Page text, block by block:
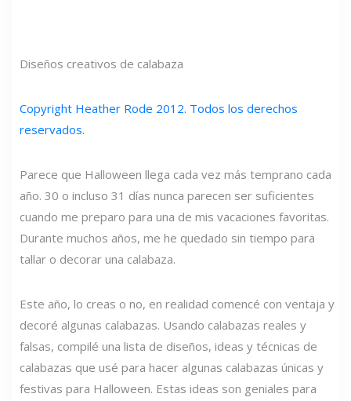
Diseños creativos de calabaza
Copyright Heather Rode 2012. Todos los derechos
reservados.
Parece que Halloween llega cada vez más temprano cada
año. 30 o incluso 31 días nunca parecen ser suficientes
cuando me preparo para una de mis vacaciones favoritas.
Durante muchos años, me he quedado sin tiempo para
tallar o decorar una calabaza.
Este año, lo creas o no, en realidad comencé con ventaja y
decoré algunas calabazas. Usando calabazas reales y
falsas, compilé una lista de diseños, ideas y técnicas de
calabazas que usé para hacer algunas calabazas únicas y
festivas para Halloween. Estas ideas son geniales para